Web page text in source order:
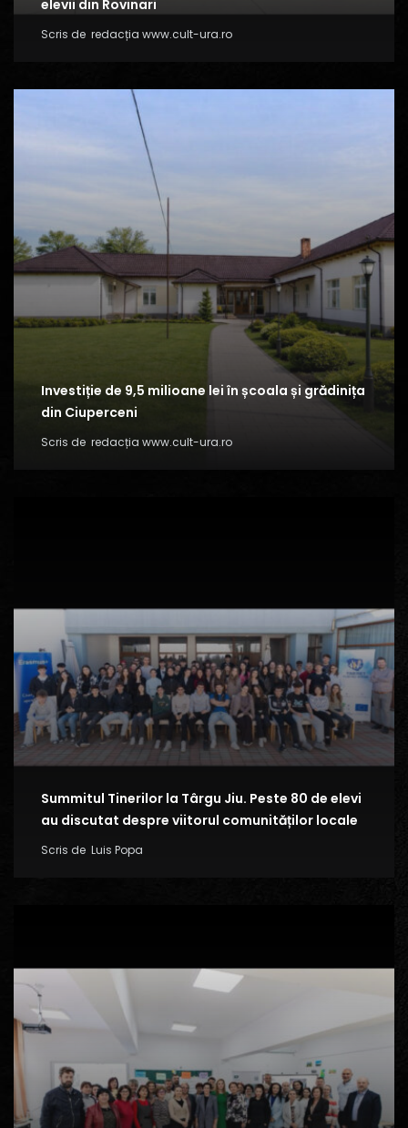
elevii din Rovinari
Scris de redacția www.cult-ura.ro
Investiție de 9,5 milioane lei în școala și grădinița
din Ciuperceni
Scris de redacția www.cult-ura.ro
Summitul Tinerilor la Târgu Jiu. Peste 80 de elevi
au discutat despre viitorul comunităților locale
Scris de Luis Popa